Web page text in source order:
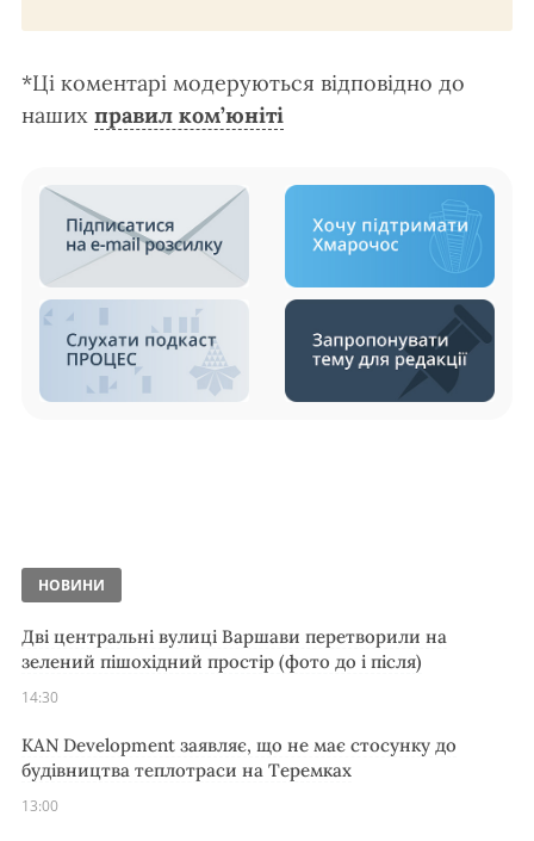
*Ці коментарі модеруються відповідно до
наших правил ком’юніті
НОВИНИ
Дві центральні вулиці Варшави перетворили на
зелений пішохідний простір (фото до і після)
14:30
KAN Development заявляє, що не має стосунку до
будівництва теплотраси на Теремках
13:00